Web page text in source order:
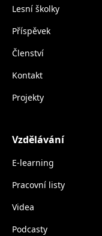
Lesní školky
Příspěvek
Členství
Kontakt
Projekty
Vzdělávání
E-learning
Pracovní listy
Videa
Podcasty